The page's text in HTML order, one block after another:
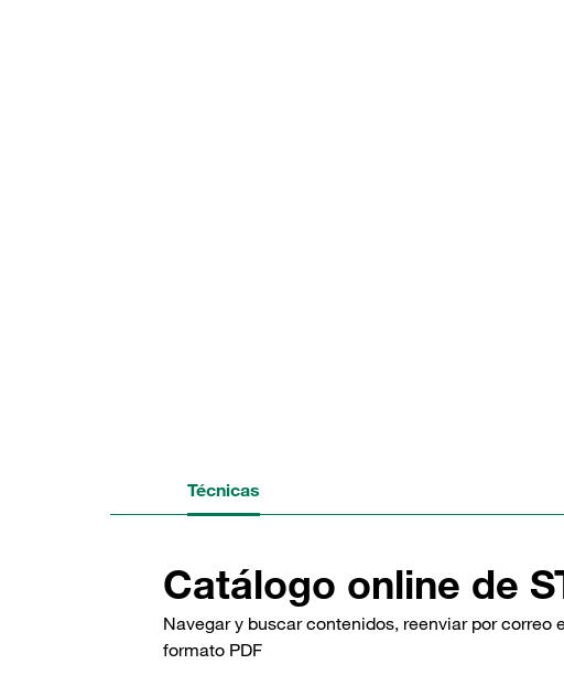
Técnicas
Catálogo online de
Navegar y buscar contenidos, reenviar por correo
formato PDF